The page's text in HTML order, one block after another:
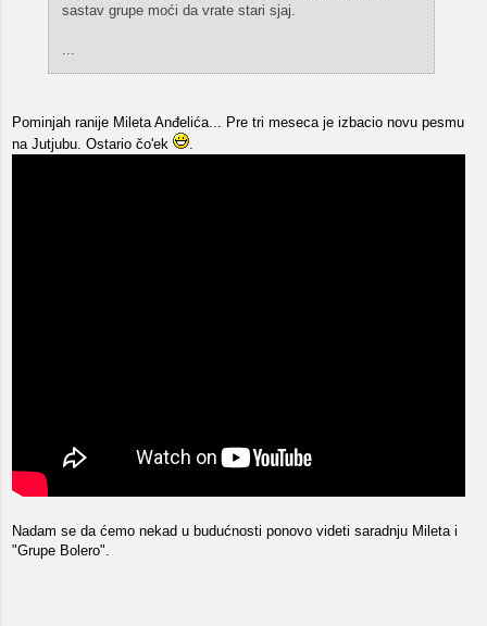
sastav grupe moći da vrate stari sjaj.
...
Pominjah ranije Mileta Anđelića... Pre tri meseca je izbacio novu pesmu
na Jutjubu. Ostario čo'ek
.
Nadam se da ćemo nekad u budućnosti ponovo videti saradnju Mileta i
"Grupe Bolero".